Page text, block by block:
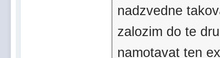
nadzvedne
zalozim do te
namotavat ten